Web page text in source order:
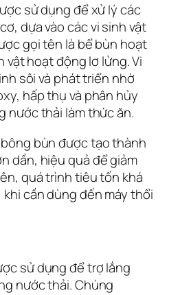
sử dụng để xử lý các
dựa vào các vi sinh vật
gọi tên là bể bùn hoạt
vật hoạt động lơ lửng. Vi
sôi và phát triển nhờ
hấp thụ và phân hủy
nước thải làm thức ăn.
bùn được tạo thành
dần, hiệu quả để giảm
quá trình tiêu tốn khá
cần dùng đến máy thổi
sử dụng để trợ lắng
nước thải. Chúng